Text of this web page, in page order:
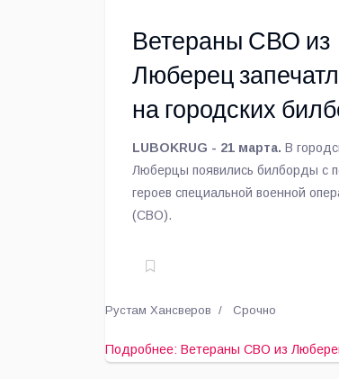
Ветераны СВО из
Люберец
на городских
LUBOKRUG - 21 марта. В
Люберцы появились билборды с
героев специальной военной
(СВО).
Рустам Хансверов Срочно
Подробнее: Ветераны СВО из